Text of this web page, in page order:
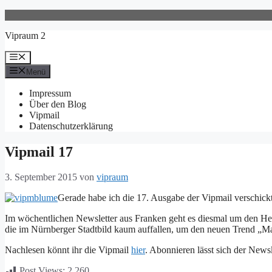
springen
Vipraum 2
Menü
Menü
Impressum
Über den Blog
Vipmail
Datenschutzerklärung
Vipmail 17
3. September 2015 von vipraum
Gerade habe ich die 17. Ausgabe der Vipmail
Im wöchentlichen Newsletter aus Franken geht es diesmal um den
die im Nürnberger Stadtbild kaum auffallen, um den neuen Trend
Nachlesen könnt ihr die Vipmail hier. Abonnieren lässt sich der